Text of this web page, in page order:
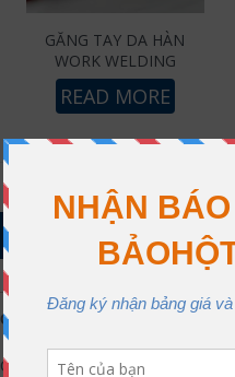
GĂNG TAY DA HÀN
WORK WELDING
READ MORE
1
Găng tay bảo hộ lao động thật
Găng tay bảo hộ lao động giúp